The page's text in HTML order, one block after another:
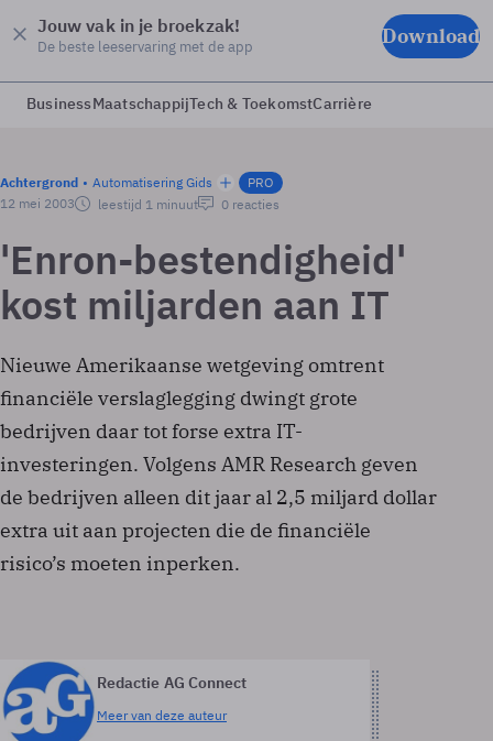
Jouw vak in je broekzak!
De beste leeservaring met de app Download
BusinessMaatschappijTech & ToekomstCarrière
Achtergrond Automatisering Gids
PRO
12 mei 2003
leestijd 1 minuut 0 reacties
'Enron-bestendigheid'
kost miljarden aan IT
Nieuwe Amerikaanse wetgeving omtrent
financiële verslaglegging dwingt grote
bedrijven daar tot forse extra IT-
investeringen. Volgens AMR Research geven
de bedrijven alleen dit jaar al 2,5 miljard dollar
extra uit aan projecten die de financiële
risico’s moeten inperken.
Redactie AG Connect
Meer van deze auteur